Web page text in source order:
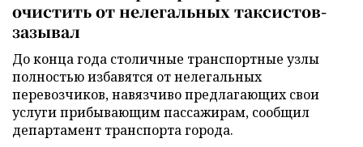
очистить от нелегальных таксистов-
зазывал
До конца года столичные транспортные узлы
полностью избавятся от нелегальных
перевозчиков, навязчиво предлагающих свои
услуги прибывающим пассажирам, сообщил
департамент транспорта города.